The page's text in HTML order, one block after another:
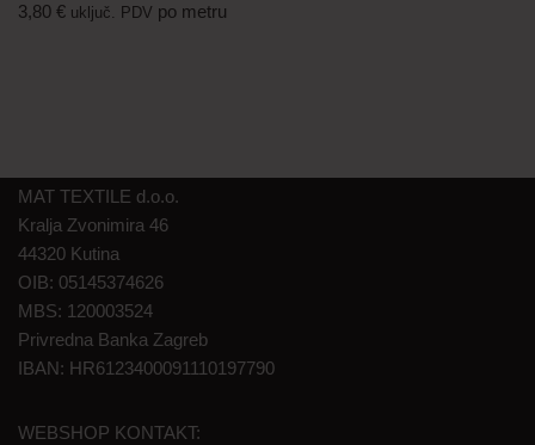
3,80 € uključ. PDV po metru
MAT TEXTILE d.o.o.
Kralja Zvonimira 46
44320 Kutina
OIB: 05145374626
MBS: 120003524
Privredna Banka Zagreb
IBAN: HR6123400091110197790
WEBSHOP KONTAKT: